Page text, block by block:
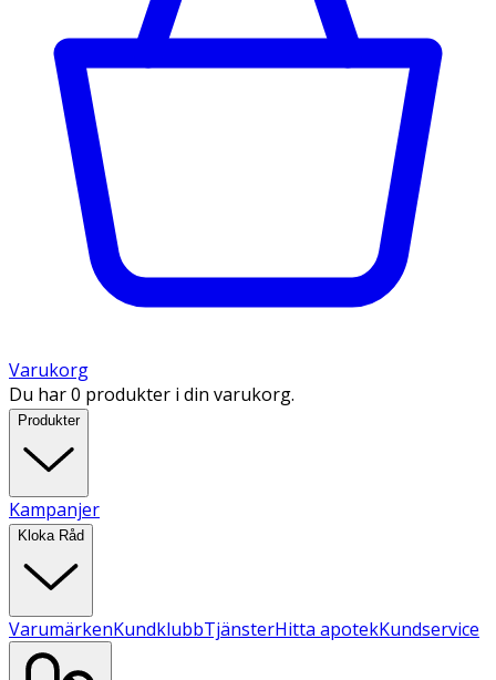
Varukorg
Du har 0 produkter i din varukorg.
Produkter
Kampanjer
Kloka Råd
VarumärkenKundklubbTjänsterHitta apotekKundservice